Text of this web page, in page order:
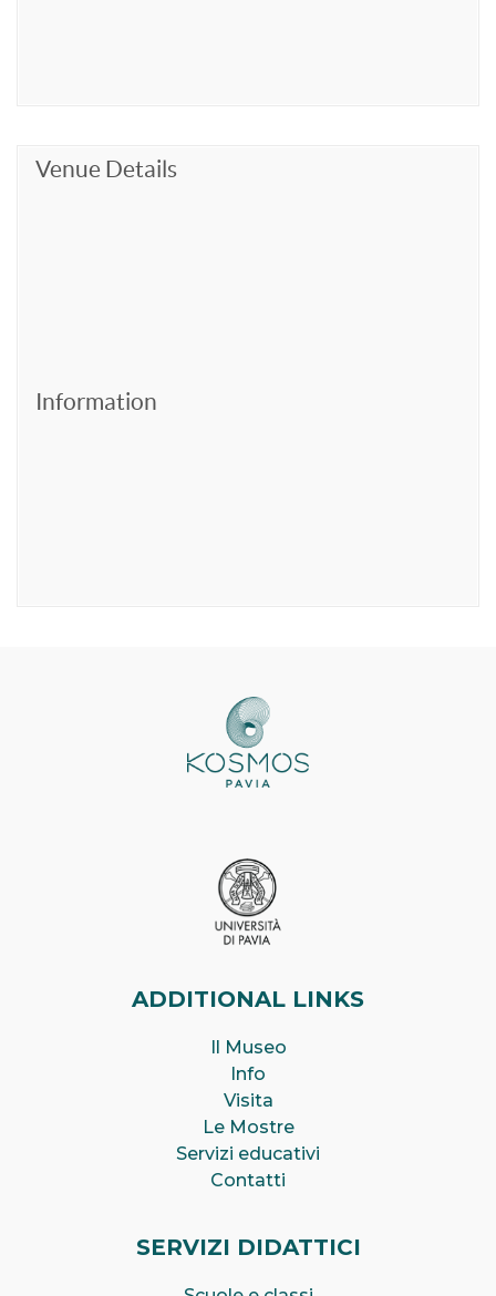
Venue Details
Information
ADDITIONAL LINKS
Il Museo
Info
Visita
Le Mostre
Servizi educativi
Contatti
SERVIZI DIDATTICI